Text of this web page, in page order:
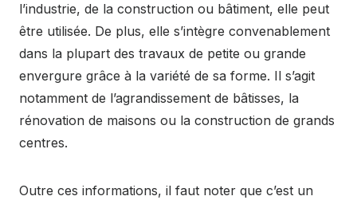
l’industrie, de la construction ou bâtiment, elle peut
être utilisée. De plus, elle s’intègre convenablement
dans la plupart des travaux de petite ou grande
envergure grâce à la variété de sa forme. Il s’agit
notamment de l’agrandissement de bâtisses, la
rénovation de maisons ou la construction de grands
centres.
Outre ces informations, il faut noter que c’est un